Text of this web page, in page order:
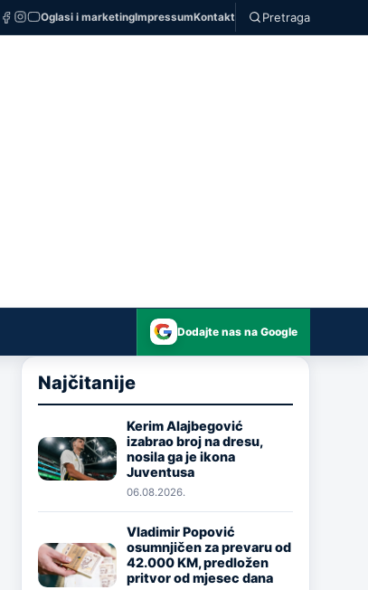
Oglasi i marketingImpressumKontakt Pretraga
Dodajte nas na Google
Najčitanije
Image
Kerim Alajbegović
izabrao broj na dresu,
nosila ga je ikona
Juventusa
06.08.2026.
Image
Vladimir Popović
osumnjičen za prevaru od
42.000 KM, predložen
pritvor od mjesec dana